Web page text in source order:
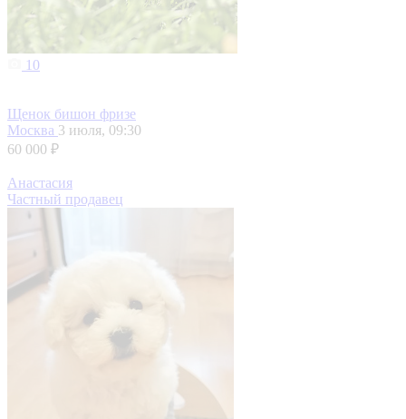
10
Щенок бишон фризе
Москва 3 июля, 09:30
60 000 ₽
Анастасия
Частный продавец